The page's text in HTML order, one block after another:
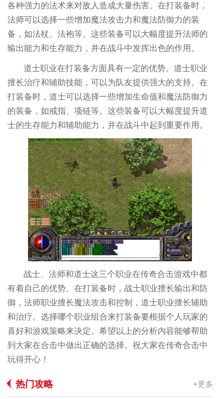
各种强力的法术来对敌人造成大量伤害。在打装备时，
法师可以选择一些增加魔法攻击力和魔法防御力的装
备，如法杖、法袍等。这些装备可以大幅度提升法师的
输出能力和生存能力，并在战斗中发挥出色的作用。
道士职业在打装备方面具有一定的优势。道士职业
擅长治疗和辅助技能，可以为队友提供强大的支持。在
打装备时，道士可以选择一些增加生命值和魔法防御力
的装备，如戒指、项链等。这些装备可以大幅度提升道
士的生存能力和辅助能力，并在战斗中起到重要作用。
战士、法师和道士这三个职业在传奇合击游戏中都
有着自己的优势。在打装备时，战士职业擅长输出和防
御，法师职业擅长魔法攻击和控制，道士职业擅长辅助
和治疗。选择哪个职业组合来打装备要根据个人玩家的
喜好和游戏策略来决定。希望以上的分析内容能够帮助
到大家在合击中做出正确的选择。祝大家在传奇合击中
玩得开心！
热门攻略 +更多